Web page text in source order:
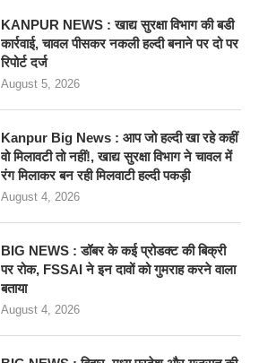
KANPUR NEWS : खाद्य सुरक्षा विभाग की बडी
कार्रवाई, चावल पीसकर नकली हल्दी बनाने पर दो पर
रिपोर्ट दर्ज
August 5, 2026
Kanpur Big News : आप जो हल्दी खा रहे कहीं
वो मिलावटी तो नहीं!, खाद्य सुरक्षा विभाग ने चावल में
रंग मिलाकर बन रही मिलवाटी हल्दी पकड़ी
August 4, 2026
BIG NEWS : डॉबर के कई प्रोडक्ट की बिक्री
पर रोक, FSSAI ने इन दावों को गुमराह करने वाला
बताया
August 4, 2026